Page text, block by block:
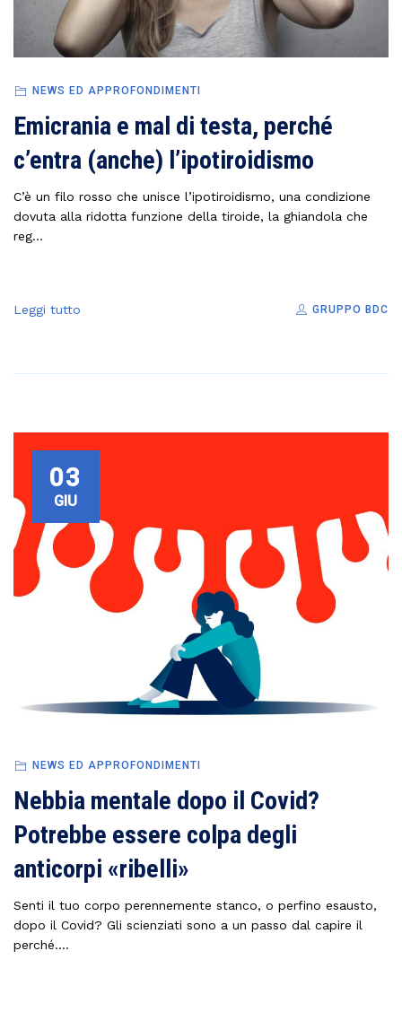
NEWS ED APPROFONDIMENTI
Emicrania e mal di testa, perché
c’entra (anche) l’ipotiroidismo
C’è un filo rosso che unisce l’ipotiroidismo, una condizione
dovuta alla ridotta funzione della tiroide, la ghiandola che
reg...
Leggi tutto GRUPPO BDC
03
GIU
NEWS ED APPROFONDIMENTI
Nebbia mentale dopo il Covid?
Potrebbe essere colpa degli
anticorpi «ribelli»
Senti il tuo corpo perennemente stanco, o perfino esausto,
dopo il Covid? Gli scienziati sono a un passo dal capire il
perché....